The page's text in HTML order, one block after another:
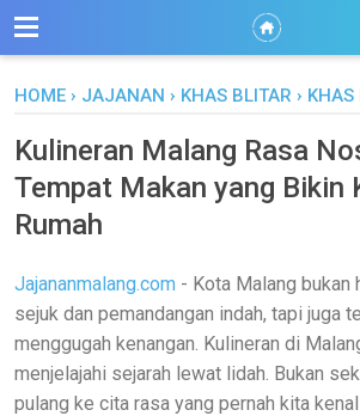
HOME › JAJANAN › KHAS BLITAR › KHAS
Kulineran Malang Rasa
Tempat Makan yang Bikin
Rumah
Jajananmalang.com - Kota Malang bukan
sejuk dan pemandangan indah, tapi juga
menggugah kenangan. Kulineran di
menjelajahi sejarah lewat lidah. Bukan
pulang ke cita rasa yang pernah kita